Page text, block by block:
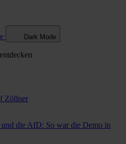
Dark Mode
entdecken
Zöllner
die AfD: So war die Demo in